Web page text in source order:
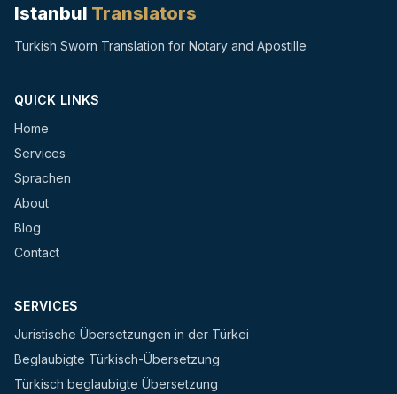
Istanbul Translators
Turkish Sworn Translation for Notary and Apostille
QUICK LINKS
Home
Services
Sprachen
About
Blog
Contact
SERVICES
Juristische Übersetzungen in der Türkei
Beglaubigte Türkisch-Übersetzung
Türkisch beglaubigte Übersetzung